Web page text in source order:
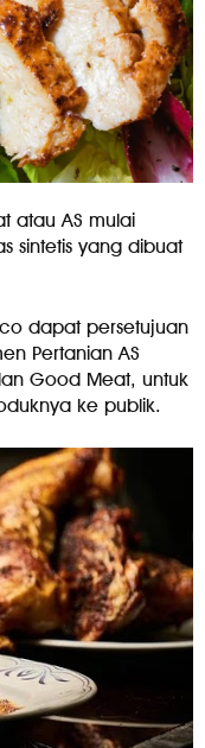
atau AS mulai
sintetis yang dibuat
dapat persetujuan
Pertanian AS
Good Meat, untuk
ke publik.